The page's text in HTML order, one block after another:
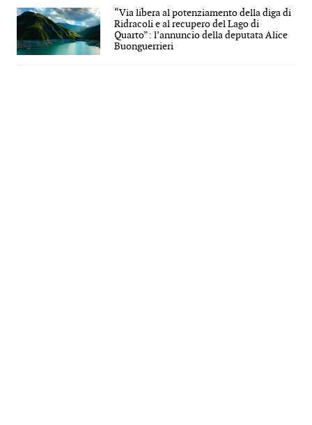
“Via libera al potenziamento della diga di
Ridracoli e al recupero del Lago di
Quarto”: l’annuncio della deputata Alice
Buonguerrieri